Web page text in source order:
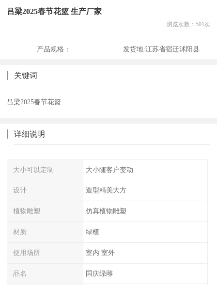
吕梁2025春节花篮 生产厂家
浏览次数： 501 次
产品规格： 发货地:江苏省宿迁沭阳县
关键词
吕梁2025春节花篮
详细说明
大小可以定制 大小随客户变动
设计 造型精美大方
植物雕塑 仿真植物雕塑
材质 绿植
使用场所 室内 室外
品名 国庆绿雕